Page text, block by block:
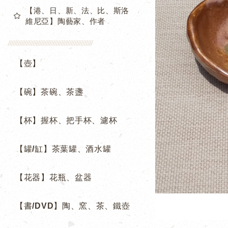
【港、日、新、法、比、斯洛
維尼亞】陶藝家、作者
【壺】
【碗】茶碗、茶盞
【杯】握杯、把手杯、濾杯
【罐/缸】茶葉罐、酒水罐
【花器】花瓶、盆器
【書/DVD】陶、窯、茶、鐵壺